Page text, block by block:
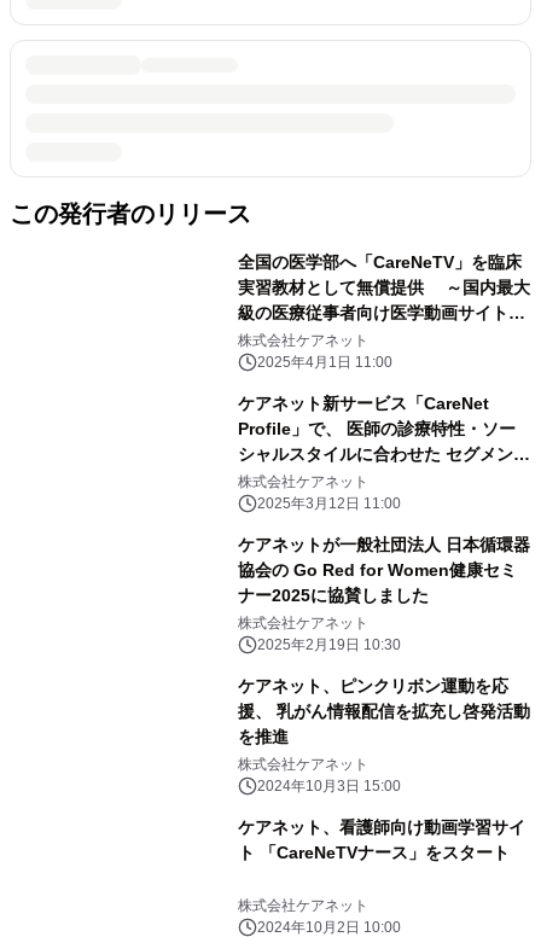
この発行者のリリース
全国の医学部へ「CareNeTV」を臨床
実習教材として無償提供 ～国内最大
級の医療従事者向け医学動画サイトが
使い放題～
株式会社ケアネット
2025年4月1日 11:00
ケアネット新サービス「CareNet
Profile」で、 医師の診療特性・ソー
シャルスタイルに合わせた セグメント
配信を実現
株式会社ケアネット
2025年3月12日 11:00
ケアネットが一般社団法人 日本循環器
協会の Go Red for Women健康セミ
ナー2025に協賛しました
株式会社ケアネット
2025年2月19日 10:30
ケアネット、ピンクリボン運動を応
援、 乳がん情報配信を拡充し啓発活動
を推進
株式会社ケアネット
2024年10月3日 15:00
ケアネット、看護師向け動画学習サイ
ト 「CareNeTVナース」をスタート
株式会社ケアネット
2024年10月2日 10:00